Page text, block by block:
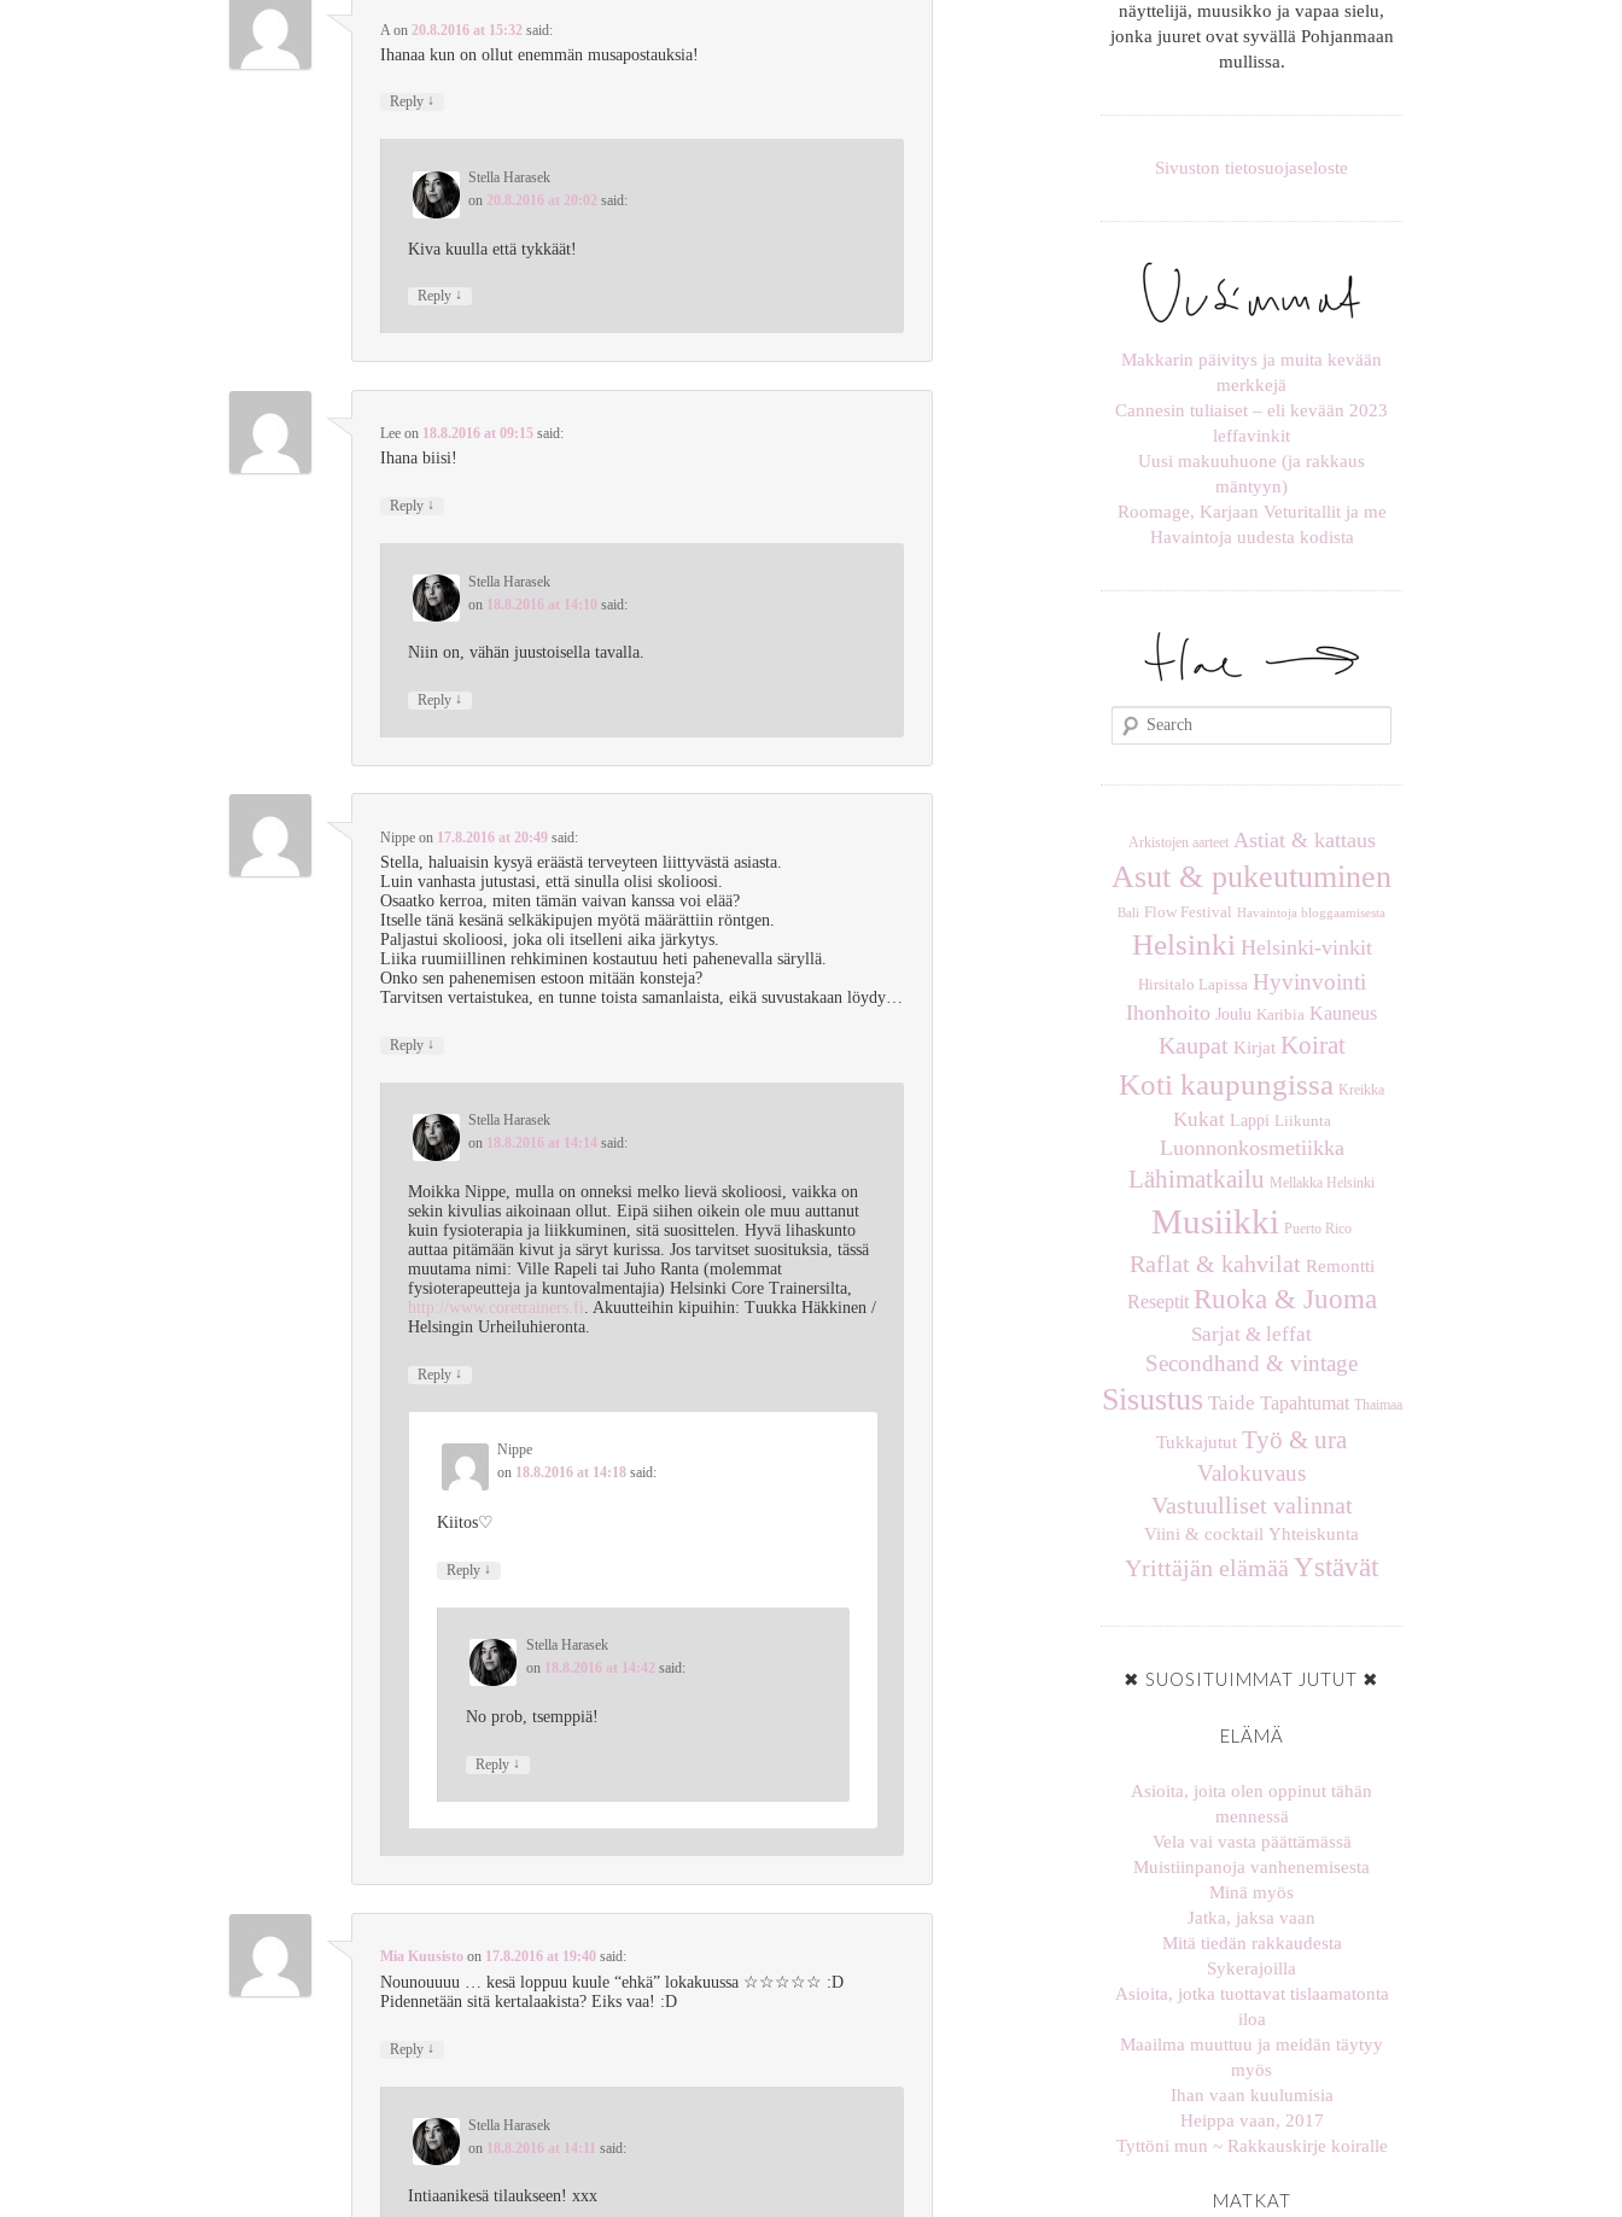
Aon 20.8.2016 at 15:32 said:
Ihanaa kun on ollut enemmän musapostauksia!
Reply ↓
Stella Harasek
on 20.8.2016 at 20:02 said:
Kiva kuulla että tykkäät!
Reply ↓
Leeon 18.8.2016 at 09:15 said:
Ihana biisi!
Reply ↓
Stella Harasek
on 18.8.2016 at 14:10 said:
Niin on, vähän juustoisella tavalla.
Reply ↓
Nippeon 17.8.2016 at 20:49 said:
Stella, haluaisin kysyä eräästä terveyteen liittyvästä asiasta.
Luin vanhasta jutustasi, että sinulla olisi skolioosi.
Osaatko kerroa, miten tämän vaivan kanssa voi elää?
Itselle tänä kesänä selkäkipujen myötä määrättiin röntgen.
Paljastui skolioosi, joka oli itselleni aika järkytys.
Liika ruumiillinen rehkiminen kostautuu heti pahenevalla säryllä.
Onko sen pahenemisen estoon mitään konsteja?
Tarvitsen vertaistukea, en tunne toista samanlaista, eikä suvustakaan löydy…
Reply ↓
Stella Harasek
on 18.8.2016 at 14:14 said:
Moikka Nippe, mulla on onneksi melko lievä skolioosi, vaikka on
sekin kivulias aikoinaan ollut. Eipä siihen oikein ole muu auttanut
kuin fysioterapia ja liikkuminen, sitä suosittelen. Hyvä lihaskunto
auttaa pitämään kivut ja säryt kurissa. Jos tarvitset suosituksia, tässä
muutama nimi: Ville Rapeli tai Juho Ranta (molemmat
fysioterapeutteja ja kuntovalmentajia) Helsinki Core Trainersilta,
http://www.coretrainers.fi. Akuutteihin kipuihin: Tuukka Häkkinen /
Helsingin Urheiluhieronta.
Reply ↓
Nippe
on 18.8.2016 at 14:18 said:
Kiitos♡
Reply ↓
Stella Harasek
on 18.8.2016 at 14:42 said:
No prob, tsemppiä!
Reply ↓
Mia Kuusistoon 17.8.2016 at 19:40 said:
Nounouuuu … kesä loppuu kuule “ehkä” lokakuussa ☆☆☆☆☆ :D
Pidennetään sitä kertalaakista? Eiks vaa! :D
Reply ↓
Stella Harasek
on 18.8.2016 at 14:11 said:
Intiaanikesä tilaukseen! xxx
näyttelijä, muusikko ja vapaa sielu,
jonka juuret ovat syvällä Pohjanmaan
mullissa.
Sivuston tietosuojaseloste
Makkarin päivitys ja muita kevään
merkkejä
Cannesin tuliaiset – eli kevään 2023
leffavinkit
Uusi makuuhuone (ja rakkaus
mäntyyn)
Roomage, Karjaan Veturitallit ja me
Havaintoja uudesta kodista
e
Arkistojen aarteet Astiat & kattaus
Asut & pukeutuminen
Bali Flow Festival Havaintoja bloggaamisesta
Helsinki Helsinki-vinkit
Hirsitalo Lapissa Hyvinvointi
Ihonhoito Joulu Karibia Kauneus
Kaupat Kirjat Koirat
Koti kaupungissa Kreikka
Kukat Lappi Liikunta
Luonnonkosmetiikka
Lähimatkailu Mellakka Helsinki
Musiikki Puerto Rico
Raflat & kahvilat Remontti
Reseptit Ruoka & Juoma
Sarjat & leffat
Secondhand & vintage
Sisustus Taide Tapahtumat Thaimaa
Tukkajutut Työ & ura
Valokuvaus
Vastuulliset valinnat
Viini & cocktail Yhteiskunta
Yrittäjän elämää Ystävät
✖ SUOSITUIMMAT JUTUT ✖
ELÄMÄ
Asioita, joita olen oppinut tähän
mennessä
Vela vai vasta päättämässä
Muistiinpanoja vanhenemisesta
Minä myös
Jatka, jaksa vaan
Mitä tiedän rakkaudesta
Sykerajoilla
Asioita, jotka tuottavat tislaamatonta
iloa
Maailma muuttuu ja meidän täytyy
myös
Ihan vaan kuulumisia
Heippa vaan, 2017
Tyttöni mun ~ Rakkauskirje koiralle
MATKAT